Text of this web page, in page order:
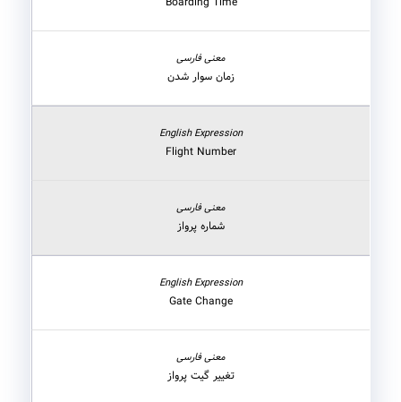
زمان سوار شدن
Flight Number
شماره پرواز
Gate Change
تغییر گیت پرواز